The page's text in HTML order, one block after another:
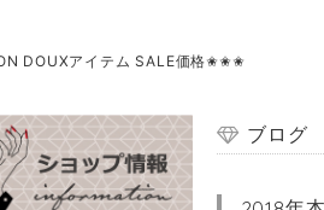
DOUXアイテム SALE価格✬✬✬
ブログ